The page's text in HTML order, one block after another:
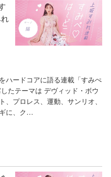
ハードコアに語る連載「すみぺ
たテーマは デヴィッド・ボウ
プロレス、運動、サンリオ、
に、ク…